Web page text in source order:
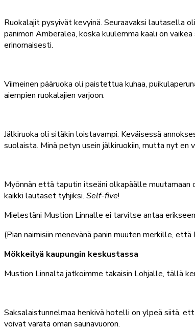
Ruokalajit pysyivät kevyinä. Seuraavaksi lautasella
panimon Amberalea, koska kuulemma kaali on
erinomaisesti.
Viimeinen pääruoka oli paistettua kuhaa,
aiempien ruokalajien varjoon.
Jälkiruoka oli sitäkin loistavampi. Keväisessä
suolaista. Minä petyn usein jälkiruokiin, mutta nyt en
Myönnän että taputin itseäni olkapäälle
kaikki lautaset tyhjiksi. Self-five!
Mielestäni Mustion Linnalle ei tarvitse antaa
(Pian naimisiin menevänä panin muuten merkille,
Mökkeilyä kaupungin keskustassa
Mustion Linnalta jatkoimme takaisin Lohjalle, tällä
Saksalaistunnelmaa henkivä hotelli on ylpeä siitä,
voivat varata oman saunavuoron.